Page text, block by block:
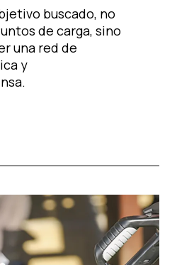
buscado, no
de carga, sino
una red de
y